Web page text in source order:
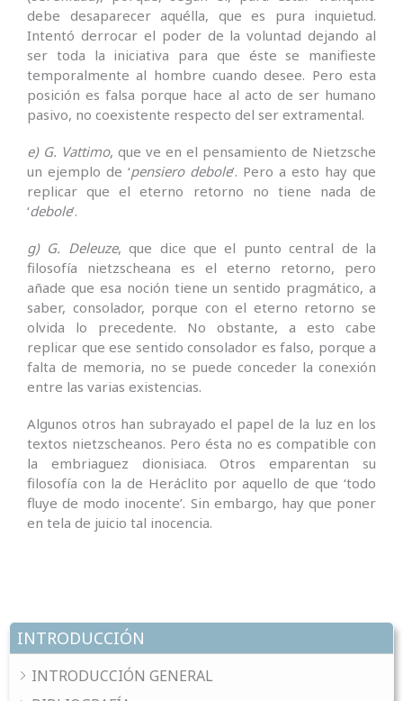
INTRODUCCIÓN
INTRODUCCIÓN GENERAL
debe desaparecer aquélla, que es pura inquietud.
Intentó derrocar el poder de la voluntad dejando al
ser to­da la iniciativa para que éste se manifieste
temporalmente al hombre cuando desee. Pero esta
posición es falsa porque hace al acto de ser humano
pasivo, no coexistente respecto del ser extramental.
e) G. Vattimo, que ve en el pensamiento de Nietzsche
un ejem­plo de ‘pensiero debole’. Pero a esto hay que
replicar que el eterno retorno no tiene nada de
‘debole’.
g) G. Deleuze, que dice que el punto central de la
filosofía nietzscheana es el eterno retorno, pero
añade que esa noción tiene un sentido pragmático, a
saber, consolador, porque con el eterno retorno se
olvida lo precedente. No obstante, a esto cabe
replicar que ese sentido consolador es falso, porque a
falta de memoria, no se puede conceder la conexión
entre las varias existencias.
Algunos otros han subrayado el papel de la luz en los
textos nietzscheanos. Pero ésta no es compatible con
la embriaguez dioni­siaca. Otros emparentan su
filosofía con la de Heráclito por aquello de que ‘todo
fluye de modo inocente’. Sin embargo, hay que poner
en tela de juicio tal inocencia.